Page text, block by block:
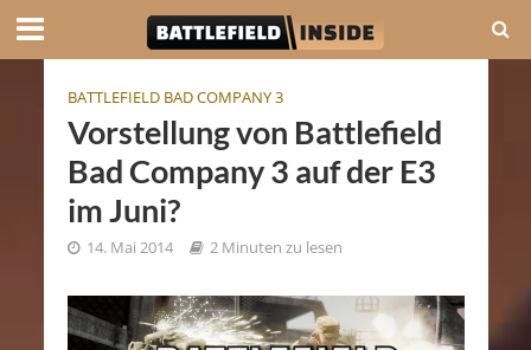
BATTLEFIELD BAD COMPANY 3
Vorstellung von Battlefield
Bad Company 3 auf der E3
im Juni?
14. Mai 2014 2 Minuten zu lesen